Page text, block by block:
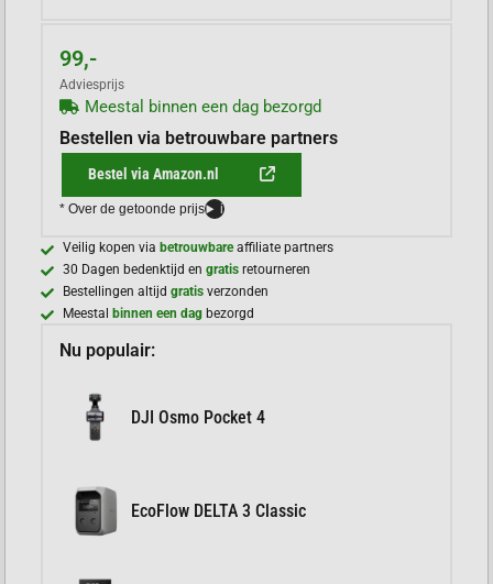
99,-
Adviesprijs
Meestal binnen een dag bezorgd
Bestellen via betrouwbare partners
Bestel via Amazon.nl
* Over de getoonde prijs i
Veilig kopen via betrouwbareaffiliate partners
30 Dagen bedenktijd engratis retourneren
Bestellingen altijdgratisverzonden
Meestal
binnen een dag bezorgd
Nu populair:
DJI Osmo Pocket 4
EcoFlow DELTA 3 Classic